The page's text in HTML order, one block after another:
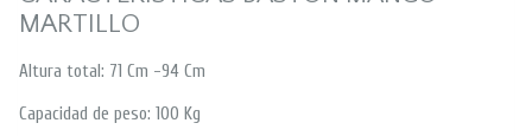
MARTILLO
Altura total: 71 Cm -94 Cm
Capacidad de peso: 100 Kg